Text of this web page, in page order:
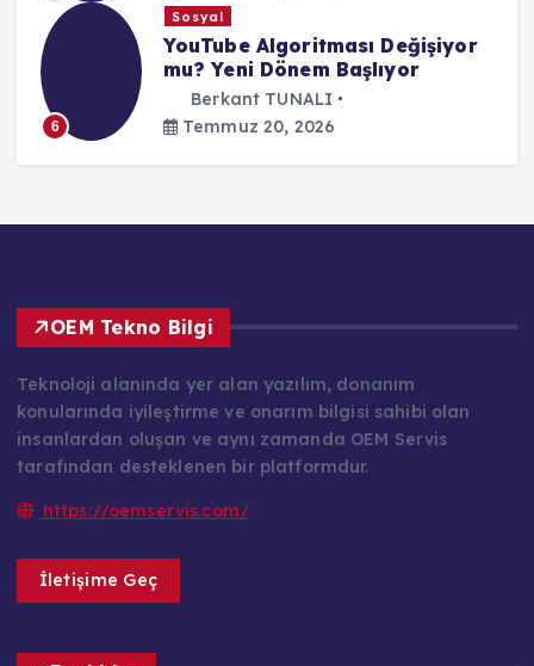
6
Sosyal
YouTube Algoritması Değişiyor
mu? Yeni Dönem Başlıyor
Berkant TUNALI
Temmuz 20, 2026
OEM Tekno Bilgi
Teknoloji alanında yer alan yazılım, donanım
konularında iyileştirme ve onarım bilgisi sahibi olan
insanlardan oluşan ve aynı zamanda OEM Servis
tarafından desteklenen bir platformdur.
https://oemservis.com/
İletişime Geç